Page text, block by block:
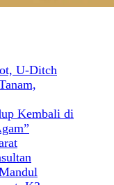
U-Ditch
Kembali di